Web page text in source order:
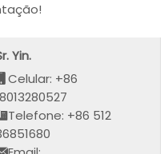
Yin.
Celular: +86
Telefone: +86 512